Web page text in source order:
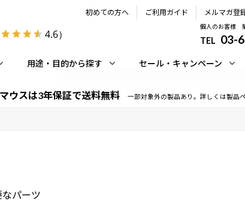
4.6）
初めての方へ ご利用ガイド メルマガ登
個人のお客様
TEL 03-
用途・目的から探す セール・キャンペーン
マウスは3年保証で送料無料 一部対象外の製品あり。詳しくは製品
パーツ